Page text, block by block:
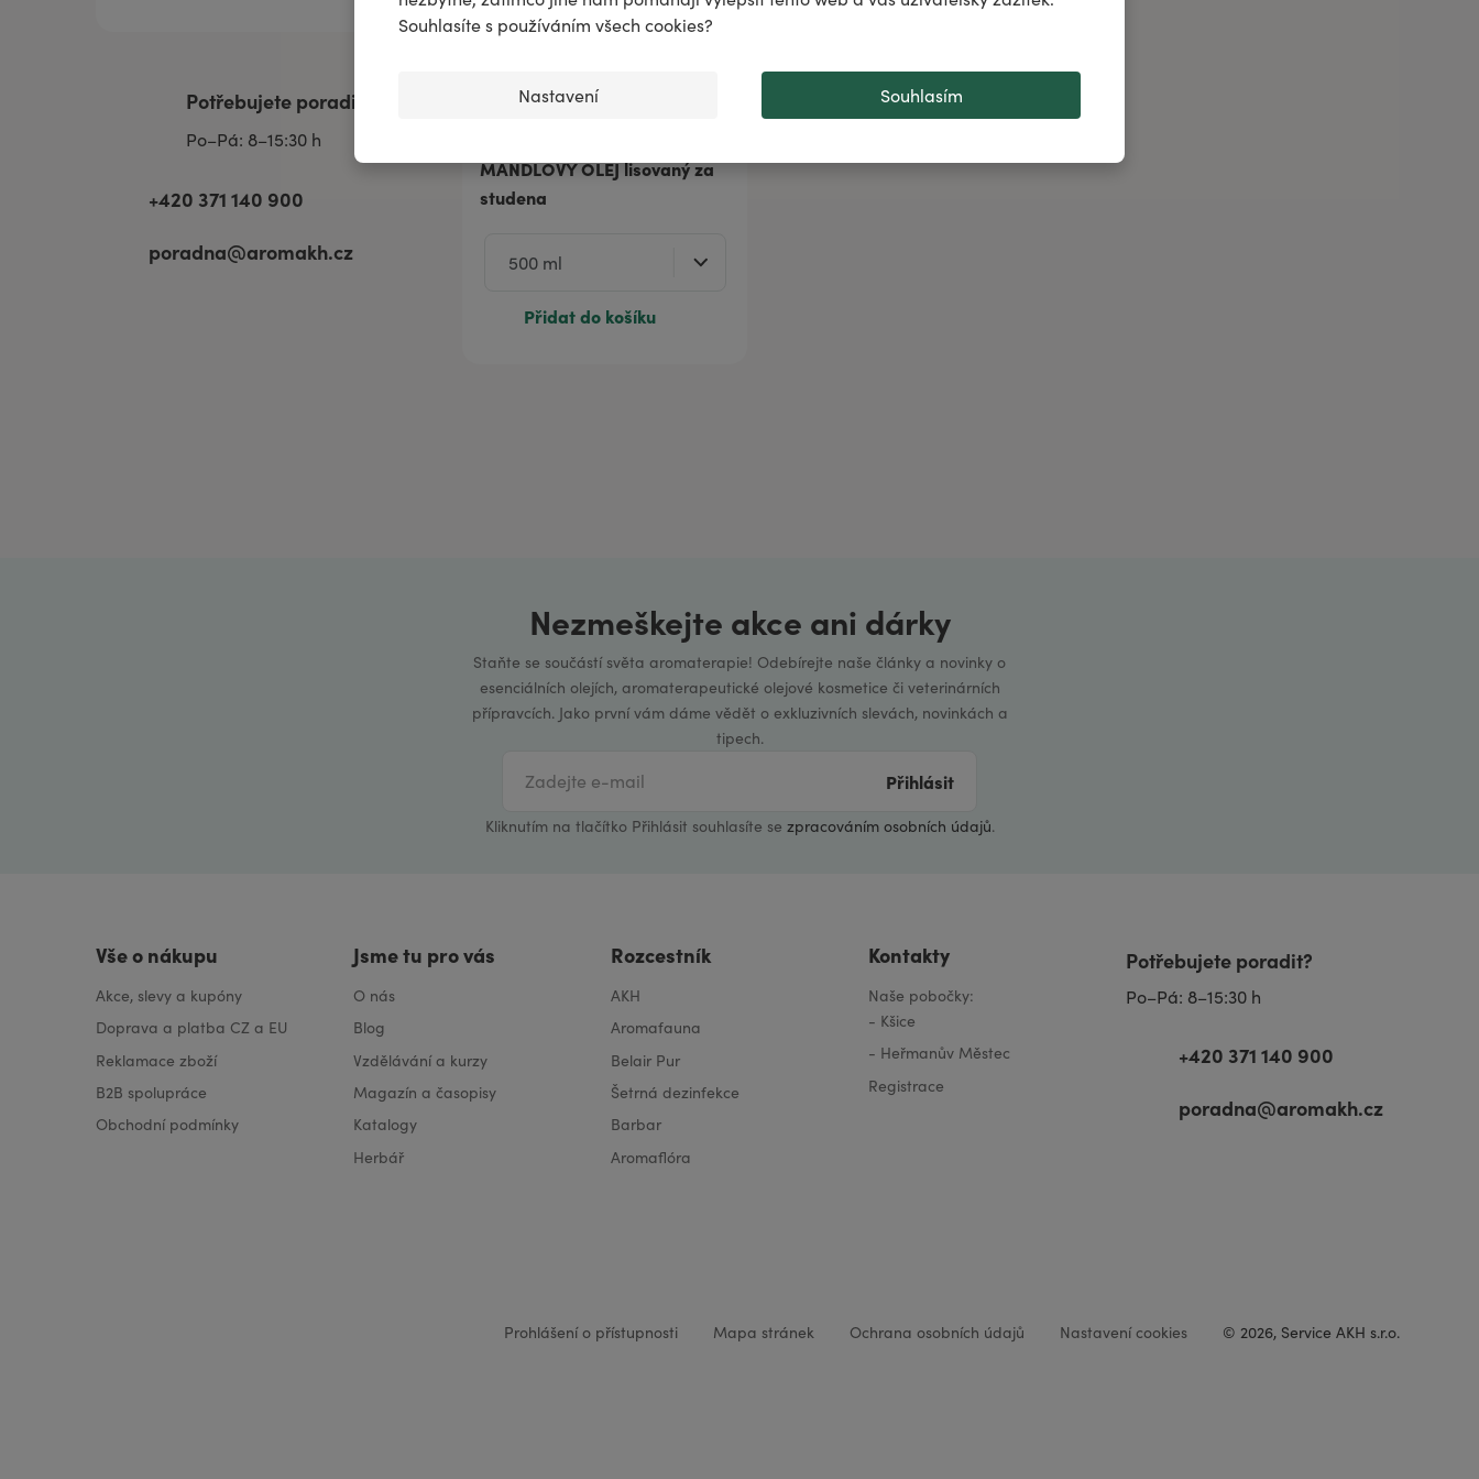
Souhlasíte s používáním všech cookies?
Nastavení Souhlasím
MANDLOVÝ OLEJ lisovaný za
studena
Přidat do košíku
Potřebujete poradit?
Po–Pá: 8–15:30 h
+420 371 140 900
poradna@aromakh.cz
Nezmeškejte akce ani dárky
Staňte se součástí světa aromaterapie! Odebírejte naše články a novinky o
esenciálních olejích, aromaterapeutické olejové kosmetice či veterinárních
přípravcích. Jako první vám dáme vědět o exkluzivních slevách, novinkách a
tipech.
Přihlásit
Kliknutím na tlačítko Přihlásit souhlasíte se zpracováním osobních údajů.
Vše o nákupu
Akce, slevy a kupóny
Doprava a platba CZ a EU
Reklamace zboží
B2B spolupráce
Obchodní podmínky
Jsme tu pro vás
O nás
Blog
Vzdělávání a kurzy
Magazín a časopisy
Katalogy
Herbář
Rozcestník
AKH
Aromafauna
Belair Pur
Šetrná dezinfekce
Barbar
Aromaflóra
Kontakty
Naše pobočky:
- Kšice
- Heřmanův Městec
Registrace
Potřebujete poradit?
Po–Pá: 8–15:30 h
+420 371 140 900
poradna@aromakh.cz
Prohlášení o přístupnosti Mapa stránek Ochrana osobních údajů Nastavení cookies © 2026, Service AKH s.r.o.
na scénu...♌️✨